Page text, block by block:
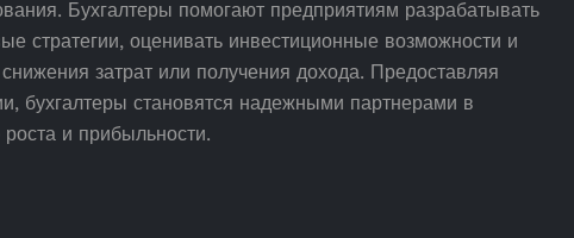
Бухгалтеры помогают предприятиям разрабатывать
стратегии, оценивать инвестиционные возможности и
затрат или получения дохода. Предоставляя
бухгалтеры становятся надежными партнерами в
и прибыльности.